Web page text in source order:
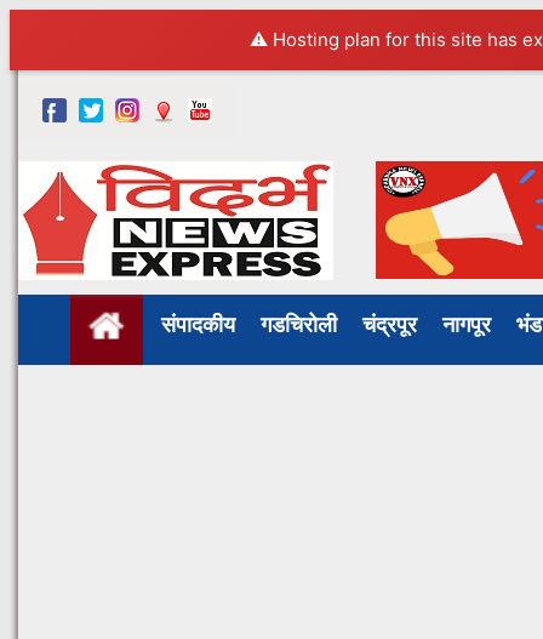
⚠️ Hosting plan for this site has
संपादकीय गडचिरोली चंद्रपूर नागपूर